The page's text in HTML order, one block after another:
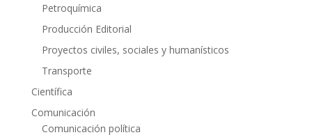
Petroquímica
Producción Editorial
Proyectos civiles, sociales y humanísticos
Transporte
Científica
Comunicación
Comunicación política